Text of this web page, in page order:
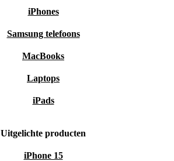
iPhones
Samsung telefoons
MacBooks
Laptops
iPads
Uitgelichte producten
iPhone 15